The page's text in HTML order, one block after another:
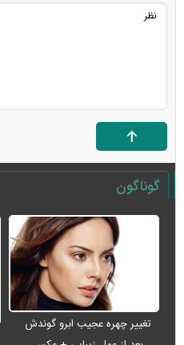
گوناگون
تغییر چهره عجیب ابرو گوندش